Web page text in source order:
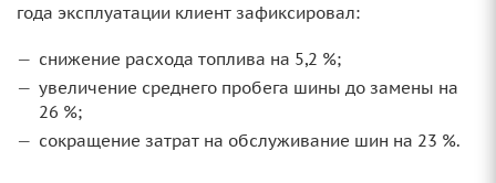
года эксплуатации клиент зафиксировал:
снижение расхода топлива на 5,2 %;
увеличение среднего пробега шины до замены на
26 %;
сокращение затрат на обслуживание шин на 23 %.